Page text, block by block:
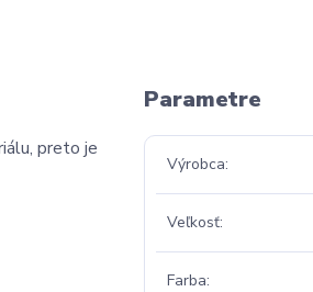
preto je
Parametre
Výrobca
Veľkosť
Farba